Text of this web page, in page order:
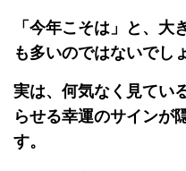
「今年こそは」と、
も多いのではないでし
実は、何気なく見てい
らせる幸運のサインが
す。